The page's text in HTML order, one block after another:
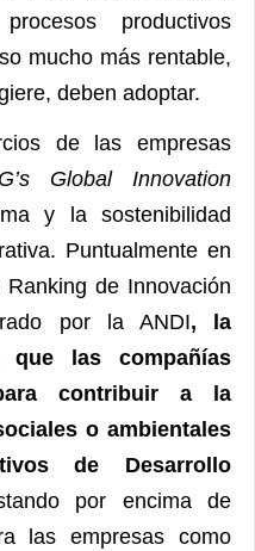
productivos
mucho más rentable,
deben adoptar.
de las empresas
Global Innovation
y la sostenibilidad
Puntualmente en
de Innovación
por la ANDI, la
las compañías
contribuir a la
o ambientales
de Desarrollo
por encima de
las empresas como